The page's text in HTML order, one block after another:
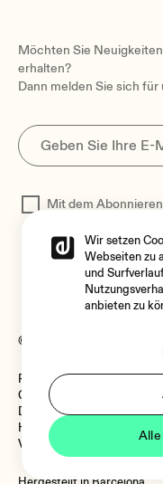
Möchten Sie
erhalten?
Dann melden Sie sich
Mit dem
© 2026 Ecler
Rechtlicher Hinweis
Cookie-Richtlinie
Datenschutzrichtlinie
Hinweisgebersystem
Vulnerability Policy
Wir setzen
Webseiten zu
und
anbieten zu
Alle